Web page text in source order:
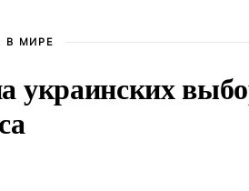
В МИРЕ
украинских